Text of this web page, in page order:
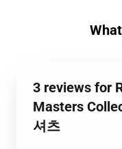
3 reviews for
Masters
셔츠